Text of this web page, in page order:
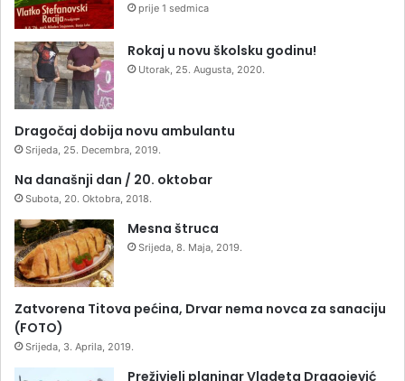
prije 1 sedmica
Rokaj u novu školsku godinu!
Utorak, 25. Augusta, 2020.
Dragočaj dobija novu ambulantu
Srijeda, 25. Decembra, 2019.
Na današnji dan / 20. oktobar
Subota, 20. Oktobra, 2018.
Mesna štruca
Srijeda, 8. Maja, 2019.
Zatvorena Titova pećina, Drvar nema novca za sanaciju
(FOTO)
Srijeda, 3. Aprila, 2019.
Preživjeli planinar Vladeta Dragojević